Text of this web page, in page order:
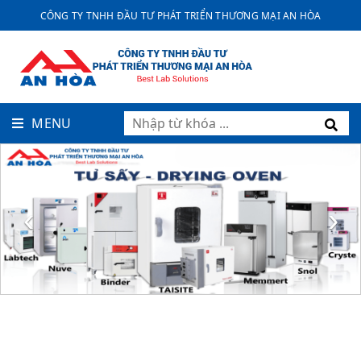
CÔNG TY TNHH ĐẦU TƯ PHÁT TRIỂN THƯƠNG MẠI AN HÒA
MENU
‹ ›